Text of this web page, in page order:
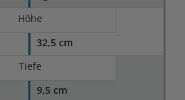
Höhe
32,5 cm
Tiefe
9,5 cm